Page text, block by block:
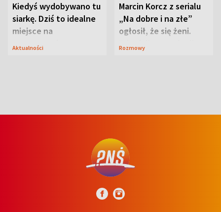
Kiedyś wydobywano tu
siarkę. Dziś to idealne
miejsce na
wypoczynek
Aktualności
Marcin Korcz z serialu
„Na dobre i na złe”
ogłosił, że się żeni.
Zdradził, co zmienił
Rozmowy